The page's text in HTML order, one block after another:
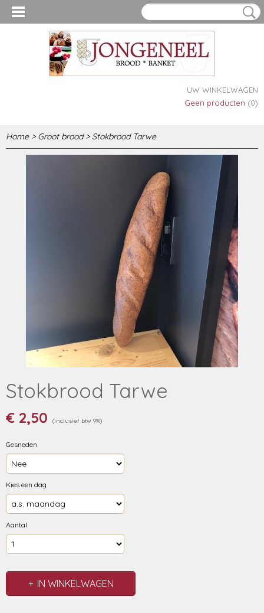
UW WINKELWAGEN
Geen producten (0)
Home> Groot brood> Stokbrood Tarwe
Stokbrood Tarwe
€ 2,50 (inclusief btw 9%)
Gesneden
Kies een dag
Aantal
IN WINKELWAGEN